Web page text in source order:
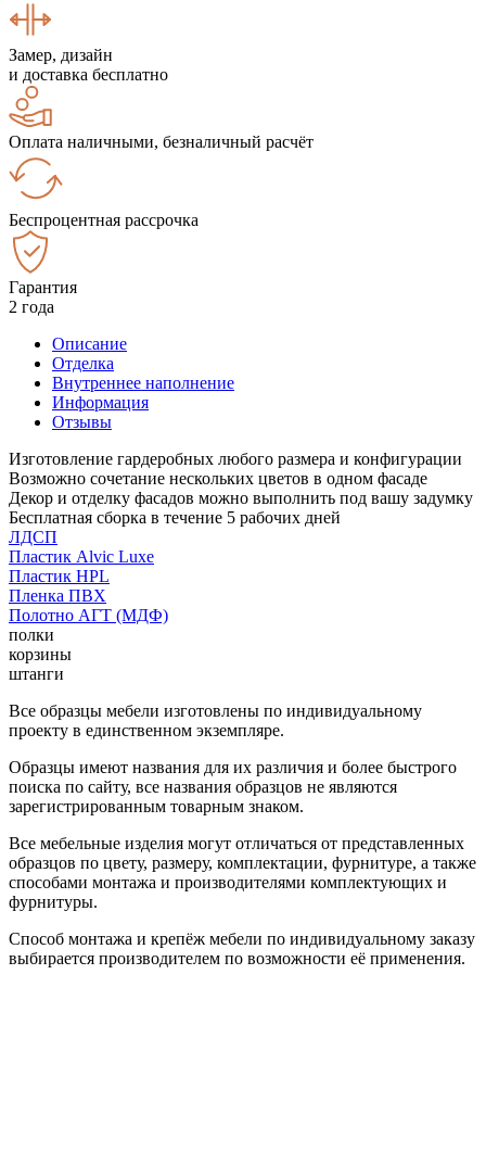
Замер, дизайн
и доставка бесплатно
Оплата наличными, безналичный расчёт
Беспроцентная рассрочка
Гарантия
2 года
Описание
Отделка
Внутреннее наполнение
Информация
Отзывы
Изготовление гардеробных любого размера и конфигурации
Возможно сочетание нескольких цветов в одном фасаде
Декор и отделку фасадов можно выполнить под вашу задумку
Бесплатная сборка в течение 5 рабочих дней
ЛДСП
Пластик Alvic Luxe
Пластик HPL
Пленка ПВХ
Полотно АГТ (МДФ)
полки
корзины
штанги
Все образцы мебели изготовлены по индивидуальному
проекту в единственном экземпляре.
Образцы имеют названия для их различия и более быстрого
поиска по сайту, все названия образцов не являются
зарегистрированным товарным знаком.
Все мебельные изделия могут отличаться от представленных
образцов по цвету, размеру, комплектации, фурнитуре, а также
способами монтажа и производителями комплектующих и
фурнитуры.
Способ монтажа и крепёж мебели по индивидуальному заказу
выбирается производителем по возможности её применения.